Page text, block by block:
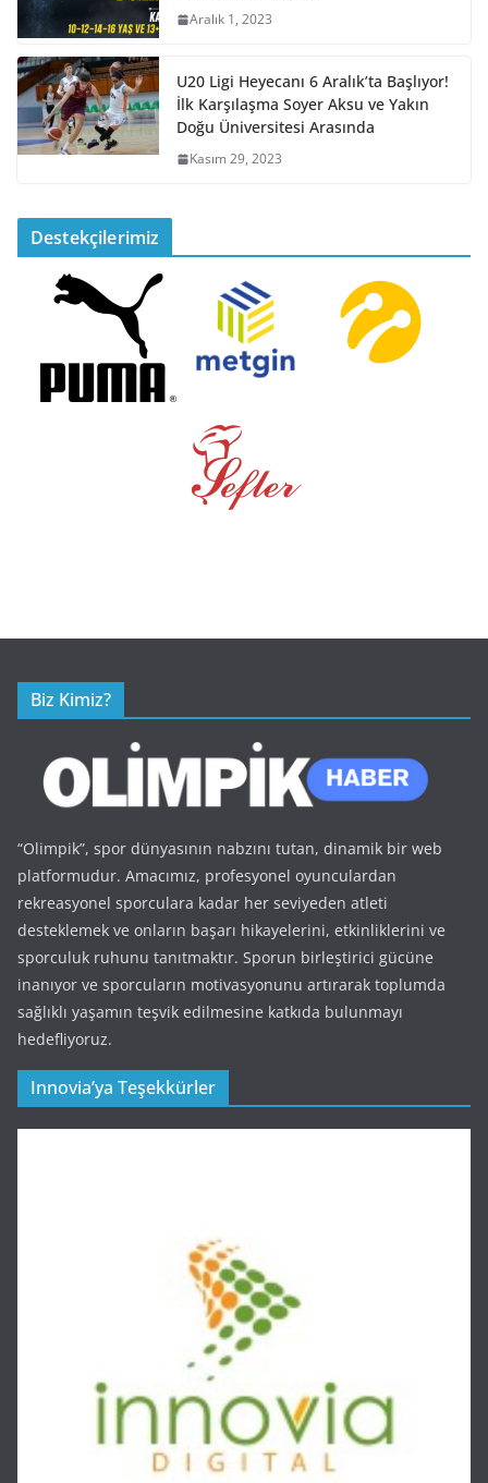
Aralık 1, 2023
U20 Ligi Heyecanı 6 Aralık’ta Başlıyor!
İlk Karşılaşma Soyer Aksu ve Yakın
Doğu Üniversitesi Arasında
Kasım 29, 2023
Destekçilerimiz
Biz Kimiz?
“Olimpik”, spor dünyasının nabzını tutan, dinamik bir web
platformudur. Amacımız, profesyonel oyunculardan
rekreasyonel sporculara kadar her seviyeden atleti
desteklemek ve onların başarı hikayelerini, etkinliklerini ve
sporculuk ruhunu tanıtmaktır. Sporun birleştirici gücüne
inanıyor ve sporcuların motivasyonunu artırarak toplumda
sağlıklı yaşamın teşvik edilmesine katkıda bulunmayı
hedefliyoruz.
Innovia’ya Teşekkürler